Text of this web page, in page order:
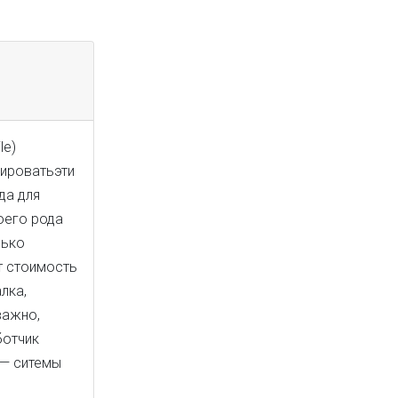
для
рода
стоимость
ситемы